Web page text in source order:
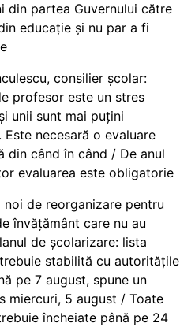
din partea Guvernului către
educație și nu par a fi
consilier școlar:
profesor este un stres
unii sunt mai puțini
Este necesară o evaluare
din când în când / De anul
evaluarea este obligatorie
noi de reorganizare pentru
învățământ care nu au
de școlarizare: lista
stabilită cu autoritățile
pe 7 august, spune un
miercuri, 5 august / Toate
încheiate până pe 24